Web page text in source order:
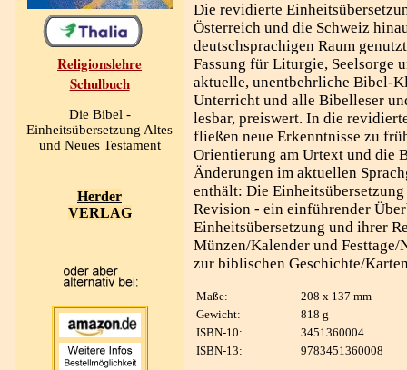
Religionslehre
Schulbuch
Die Bibel -
Einheitsübersetzung Altes
und Neues Testament
Herder
VERLAG
Die revidierte
Österreich und die Schweiz
deutschsprachigen Raum
Fassung für Liturgie, Seelsorge
aktuelle, unentbehrliche Bibel-
Unterricht und alle Bibelleser
lesbar, preiswert. In die
fließen neue Erkenntnisse zu
Orientierung am Urtext und die
Änderungen im aktuellen
enthält: Die
Revision - ein einführender
Einheitsübersetzung und ihrer
Münzen/Kalender und
zur biblischen Geschichte/
Maße:
208 x 137 mm
Gewicht:
818 g
ISBN-10:
3451360004
ISBN-13:
9783451360008